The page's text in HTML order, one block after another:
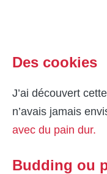
Des cookies
J’ai découvert
n’avais jamais
avec du pain dur.
Budding ou